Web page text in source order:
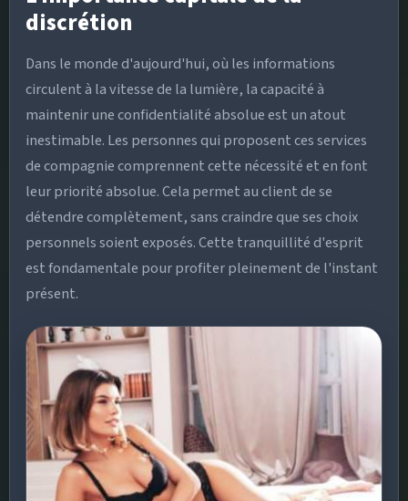
discrétion
Dans le monde d'aujourd'hui, où les informations
circulent à la vitesse de la lumière, la capacité à
maintenir une confidentialité absolue est un atout
inestimable. Les personnes qui proposent ces services
de compagnie comprennent cette nécessité et en font
leur priorité absolue. Cela permet au client de se
détendre complètement, sans craindre que ses choix
personnels soient exposés. Cette tranquillité d'esprit
est fondamentale pour profiter pleinement de l'instant
présent.